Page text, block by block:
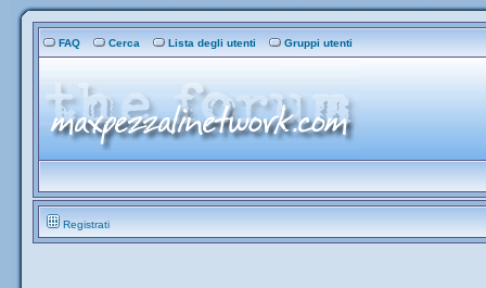
FAQ Cerca Lista degli utenti Gruppi utenti
Registrati